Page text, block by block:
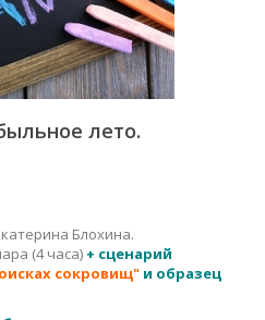
лето.
Блохина.
(4 часа) + сценарий
сокровищ" и образец